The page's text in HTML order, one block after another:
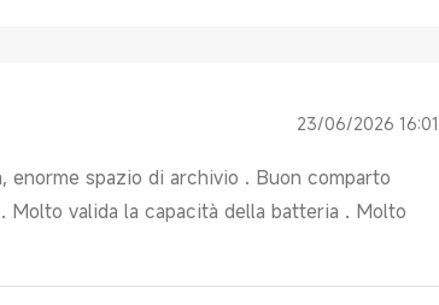
23/06/2026 16:01
spazio di archivio . Buon comparto
valida la capacità della batteria . Molto